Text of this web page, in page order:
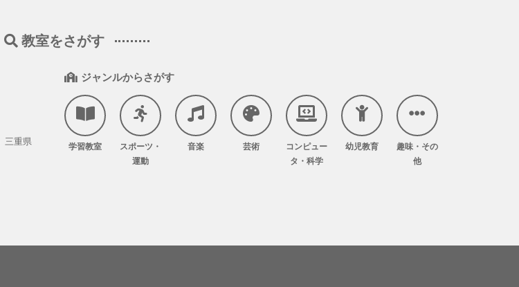
教室をさがす
三重県
ジャンルからさがす
学習教室
スポーツ・
運動
音楽 芸術
コンピュー
タ・科学
幼児教育
趣味・その
他